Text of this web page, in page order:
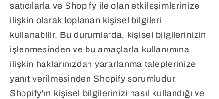
satıcılarla ve Shopify ile olan etkileşimlerinize
ilişkin olarak toplanan kişisel bilgileri
kullanabilir. Bu durumlarda, kişisel bilgilerinizin
işlenmesinden ve bu amaçlarla kullanımına
ilişkin haklarınızdan yararlanma taleplerinize
yanıt verilmesinden Shopify sorumludur.
Shopify'ın kişisel bilgilerinizi nasıl kullandığı ve